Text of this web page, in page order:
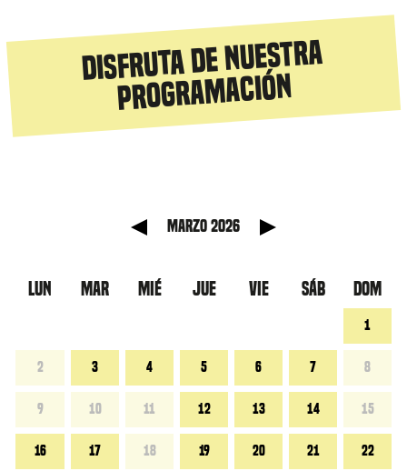
Disfruta de nuestra
programación
marzo 2026
LUN MAR MIÉ JUE VIE SÁB DOM
1
2 3 4 5 6 7 8
9 10 11 12 13 14 15
16 17 18 19 20 21 22